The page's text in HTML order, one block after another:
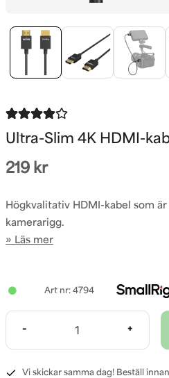
Ultra-Slim 4K HDMI-
219 kr
Högkvalitativ HDMI-kabel som
kamerarigg.
Läs mer
4794
- +
Vi skickar samma dag! Beställ